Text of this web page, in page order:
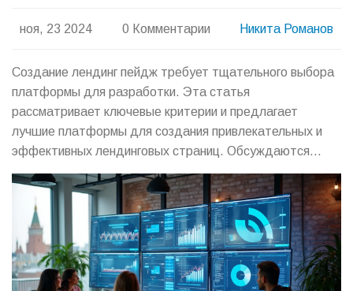
ноя, 23 2024 0 Комментарии Никита Романов
Создание лендинг пейдж требует тщательного выбора
платформы для разработки. Эта статья
рассматривает ключевые критерии и предлагает
лучшие платформы для создания привлекательных и
эффективных лендинговых страниц. Обсуждаются
возможности, которые помогают в создании
уникального дизайна и повышают конверсию. Советы
помогут предпринимателям и маркетологам выбрать
оптимальное решение для их бизнес-целей.